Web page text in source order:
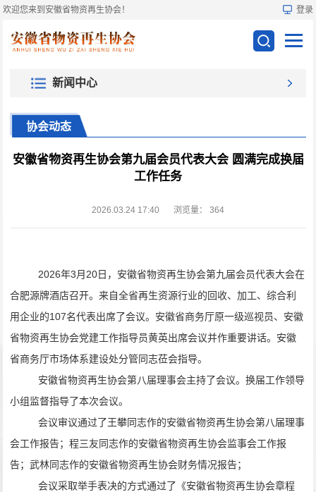
欢迎您来到安徽省物资再生协会！ 登录
新闻中心
协会动态
安徽省物资再生协会第九届会员代表大会 圆满完成换届
工作任务
2026.03.24 17:40 浏览量： 364
2026年3月 20日 ，安徽省物资再生协会第九届会员代表大会在
合肥源牌酒店召开。来自全省再生资源行业的回收、加工、综合利
用企业的107名代表出席了会议。安徽省商务厅原一级巡视员、安徽
省物资再生协会党建工作指导员黄英出席会议并作重要讲话。安徽
省商务厅市场体系建设处分管同志莅会指导。
安徽省物资再生协会第八届理事会主持了会议。换届工作领导
小组监督指导了本次会议。
会议审议通过了王攀同志作的安徽省物资再生协会第八届理事
会工作报告；程三友同志作的安徽省物资再生协会监事会工作报
告；武林同志作的安徽省物资再生协会财务情况报告；
会议采取举手表决的方式通过了《安徽省物资再生协会章程